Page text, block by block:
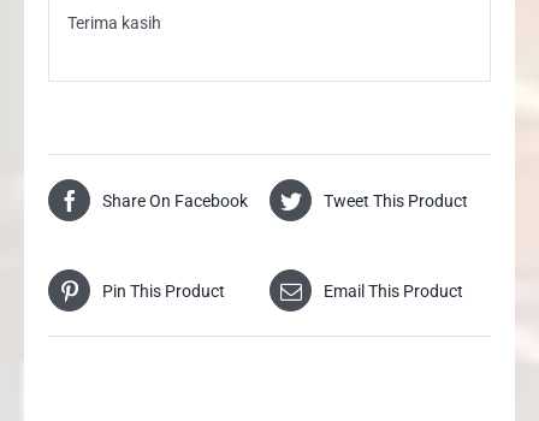
Terima kasih
Share On Facebook Tweet This Product
Pin This Product Email This Product